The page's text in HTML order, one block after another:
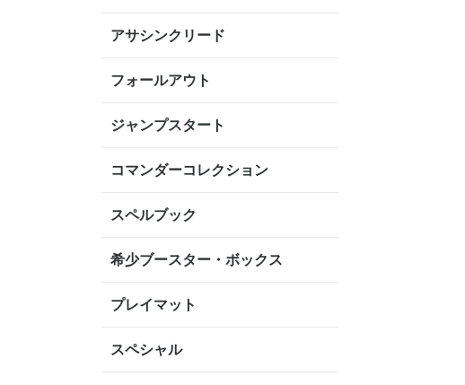
アサシンクリード
フォールアウト
ジャンプスタート
コマンダーコレクション
スペルブック
希少ブースター・ボックス
プレイマット
スペシャル